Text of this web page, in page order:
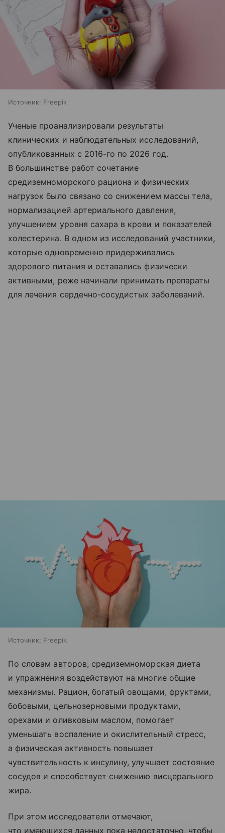
Источник: Freepik
Ученые проанализировали результаты
клинических и наблюдательных исследований,
опубликованных с 2016-го по 2026 год.
В большинстве работ сочетание
средиземноморского рациона и физических
нагрузок было связано со снижением массы тела,
нормализацией артериального давления,
улучшением уровня сахара в крови и показателей
холестерина. В одном из исследований участники,
которые одновременно придерживались
здорового питания и оставались физически
активными, реже начинали принимать препараты
для лечения сердечно-сосудистых заболеваний.
Источник: Freepik
По словам авторов, средиземноморская диета
и упражнения воздействуют на многие общие
механизмы. Рацион, богатый овощами, фруктами,
бобовыми, цельнозерновыми продуктами,
орехами и оливковым маслом, помогает
уменьшать воспаление и окислительный стресс,
а физическая активность повышает
чувствительность к инсулину, улучшает состояние
сосудов и способствует снижению висцерального
жира.
При этом исследователи отмечают,
что имеющихся данных пока недостаточно, чтобы